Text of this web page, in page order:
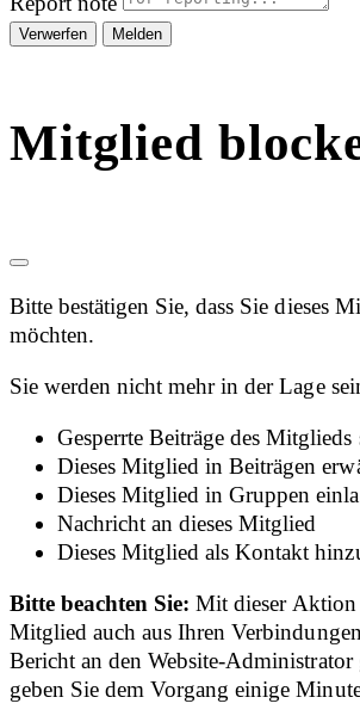
Melden
Mitglied
Bitte bestätigen Sie, dass Sie dieses
möchten.
Sie werden nicht mehr in der Lage
Gesperrte Beiträge des Mitglieds
Dieses Mitglied in Beiträgen
Dieses Mitglied in Gruppen
Nachricht an dieses Mitglied
Dieses Mitglied als Kontakt
Bitte beachten Sie:Mit dieser Aktion
Mitglied auch aus Ihren
Bericht an den Website-Administrator
geben Sie dem Vorgang einige